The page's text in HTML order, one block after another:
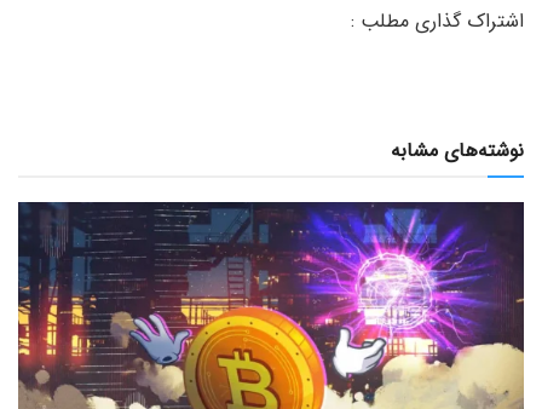
نوشته‌های مشابه